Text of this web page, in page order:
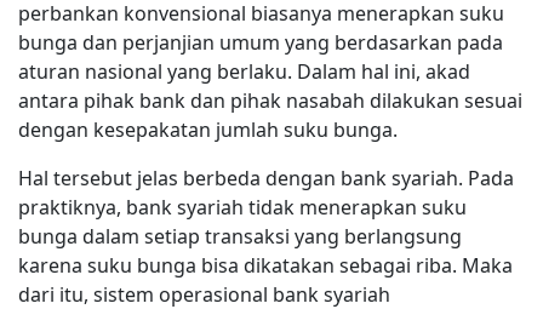
perbankan konvensional biasanya menerapkan suku
bunga dan perjanjian umum yang berdasarkan pada
aturan nasional yang berlaku. Dalam hal ini, akad
antara pihak bank dan pihak nasabah dilakukan sesuai
dengan kesepakatan jumlah suku bunga.
Hal tersebut jelas berbeda dengan bank syariah. Pada
praktiknya, bank syariah tidak menerapkan suku
bunga dalam setiap transaksi yang berlangsung
karena suku bunga bisa dikatakan sebagai riba. Maka
dari itu, sistem operasional bank syariah